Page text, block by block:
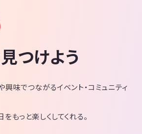
つけよう
興味でつながるイベント・コミュニティ
もっと楽しくしてくれる。